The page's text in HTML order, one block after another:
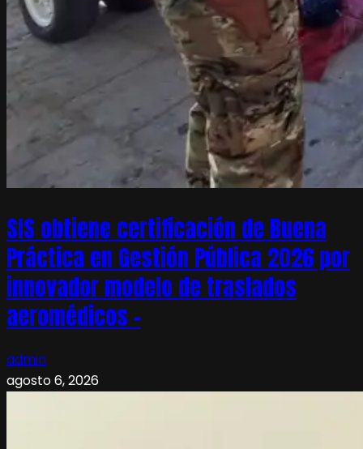
SIS obtiene certificación de Buena
Práctica en Gestión Pública 2026 por
innovador modelo de traslados
aeromédicos –
admin
agosto 6, 2026